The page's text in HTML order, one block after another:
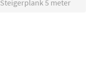
Steigerplank 5 meter